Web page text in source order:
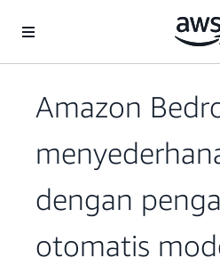
Amazon
dengan
otomatis